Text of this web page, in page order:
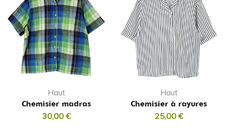
Haut
Chemisier madras
30,00 €
Haut
Chemisier à rayures
25,00 €